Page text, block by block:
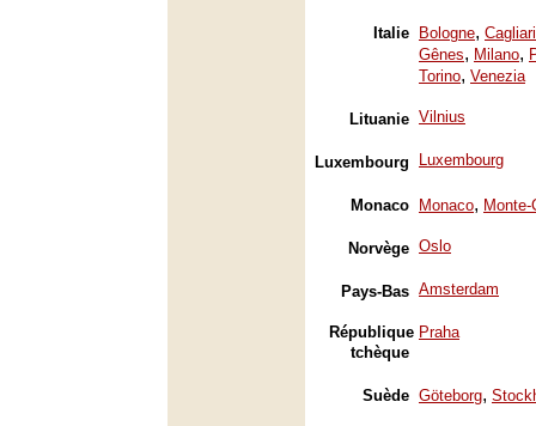
Italie Bologne, Cagliari
Gênes, Milano,
Torino, Venezia
Lituanie Vilnius
Luxembourg Luxembourg
Monaco Monaco, Monte-
Norvège Oslo
Pays-Bas Amsterdam
République
tchèque
Praha
Suède Göteborg,